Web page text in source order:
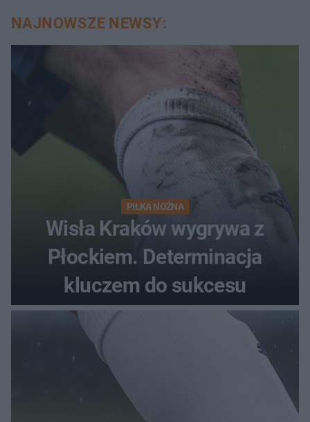
NAJNOWSZE NEWSY:
PIŁKA NOŻNA
Wisła Kraków wygrywa z
Płockiem. Determinacja
kluczem do sukcesu